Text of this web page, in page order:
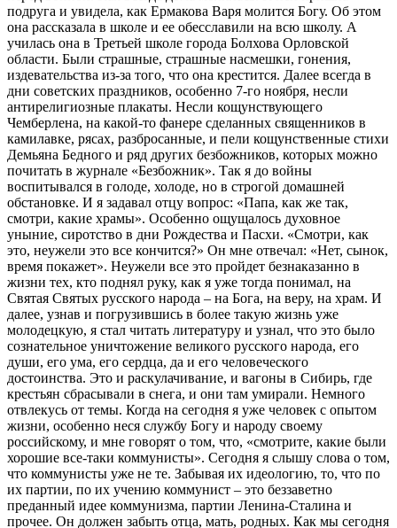
подруга и увидела, как Ермакова Варя молится Богу. Об этом
она рассказала в школе и ее обесславили на всю школу. А
училась она в Третьей школе города Болхова Орловской
области. Были страшные, страшные насмешки, гонения,
издевательства из-за того, что она крестится. Далее всегда в
дни советских праздников, особенно 7-го ноября, несли
антирелигиозные плакаты. Несли кощунствующего
Чемберлена, на какой-то фанере сделанных священников в
камилавке, рясах, разбросанные, и пели кощунственные стихи
Демьяна Бедного и ряд других безбожников, которых можно
почитать в журнале «Безбожник». Так я до войны
воспитывался в голоде, холоде, но в строгой домашней
обстановке. И я задавал отцу вопрос: «Папа, как же так,
смотри, какие храмы». Особенно ощущалось духовное
уныние, сиротство в дни Рождества и Пасхи. «Смотри, как
это, неужели это все кончится?» Он мне отвечал: «Нет, сынок,
время покажет». Неужели все это пройдет безнаказанно в
жизни тех, кто поднял руку, как я уже тогда понимал, на
Святая Святых русского народа – на Бога, на веру, на храм. И
далее, узнав и погрузившись в более такую жизнь уже
молодецкую, я стал читать литературу и узнал, что это было
сознательное уничтожение великого русского народа, его
души, его ума, его сердца, да и его человеческого
достоинства. Это и раскулачивание, и вагоны в Сибирь, где
крестьян сбрасывали в снега, и они там умирали. Немного
отвлекусь от темы. Когда на сегодня я уже человек с опытом
жизни, особенно неся службу Богу и народу своему
российскому, и мне говорят о том, что, «смотрите, какие были
хорошие все-таки коммунисты». Сегодня я слышу слова о том,
что коммунисты уже не те. Забывая их идеологию, то, что по
их партии, по их учению коммунист – это беззаветно
преданный идее коммунизма, партии Ленина-Сталина и
прочее. Он должен забыть отца, мать, родных. Как мы сегодня